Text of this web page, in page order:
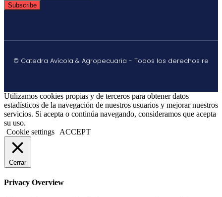
Subscribe
© Catedra Avícola & Agropecuaria - Todos los derechos re
Utilizamos cookies propias y de terceros para obtener datos
estadísticos de la navegación de nuestros usuarios y mejorar nuestros
servicios. Si acepta o continúa navegando, consideramos que acepta
su uso.
Cookie settings
ACCEPT
Cerrar
Privacy Overview